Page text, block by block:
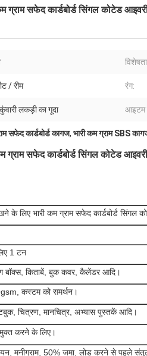
सफेद कार्डबोर्ड सिंगल कोटेड
/ रीम रंग:
लकड़ी का गूदा आइटम
सफेद कार्डबोर्ड कागज, भारी कम ग्राम SBS
सफेद कार्डबोर्ड सिंगल कोटेड
के लिए भारी कम ग्राम सफेद कार्डबोर्ड सिंगल
1 टन
बॉक्स, किताबें, बुक कवर, कैलेंडर आदि।
कस्टम को समर्थन।
चित्रण, मानचित्र, अभ्यास पुस्तकें आदि।
करने के लिए।
मनीग्राम, 50% जमा, लोड करने से पहले